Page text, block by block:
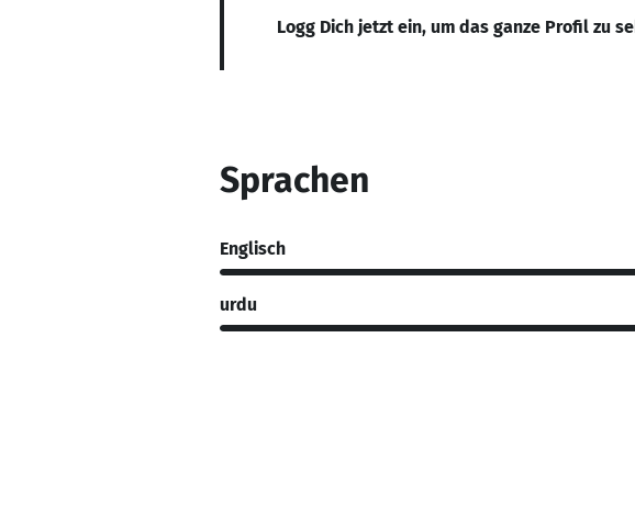
Logg Dich jetzt ein, um das ganze Profil zu
Sprachen
Englisch
urdu